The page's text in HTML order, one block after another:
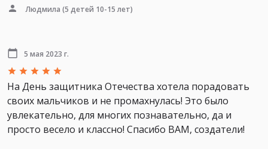
Людмила (5 детей 10-15 лет)
5 мая 2023 г.
На День защитника Отечества хотела порадовать
своих мальчиков и не промахнулась! Это было
увлекательно, для многих познавательно, да и
просто весело и классно! Спасибо ВАМ, создатели!